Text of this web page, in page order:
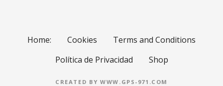
Home: Cookies
Terms and Conditions
Política de Privacidad
Shop
CREATED BY WWW.GPS-971.COM